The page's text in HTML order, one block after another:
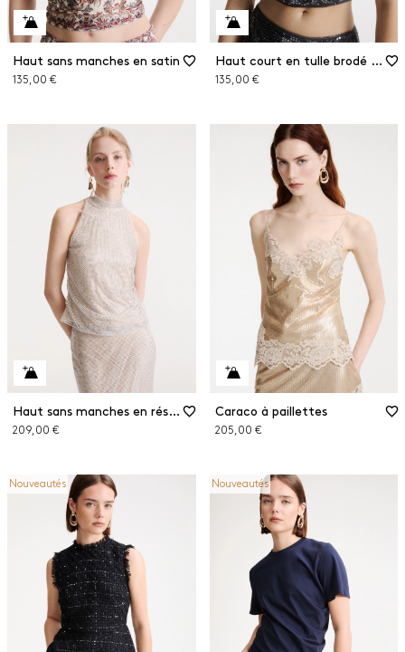
Haut sans manches en satin
135,00 €
Haut court en tulle brodé de paillettes
135,00 €
Haut sans manches en résille à strass
209,00 €
Caraco à paillettes
205,00 €
Nouveautés Nouveautés